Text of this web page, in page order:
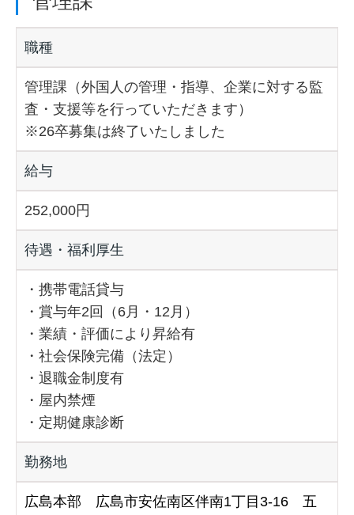
職種
管理課（外国人の管理・指導、企業に対する監
査・支援等を行っていただきます）
※26卒募集は終了いたしました
給与
252,000円
待遇・福利厚生
・携帯電話貸与
・賞与年2回（6月・12月）
・業績・評価により昇給有
・社会保険完備（法定）
・退職金制度有
・屋内禁煙
・定期健康診断
勤務地
広島本部 広島市安佐南区伴南1丁目3-16 五